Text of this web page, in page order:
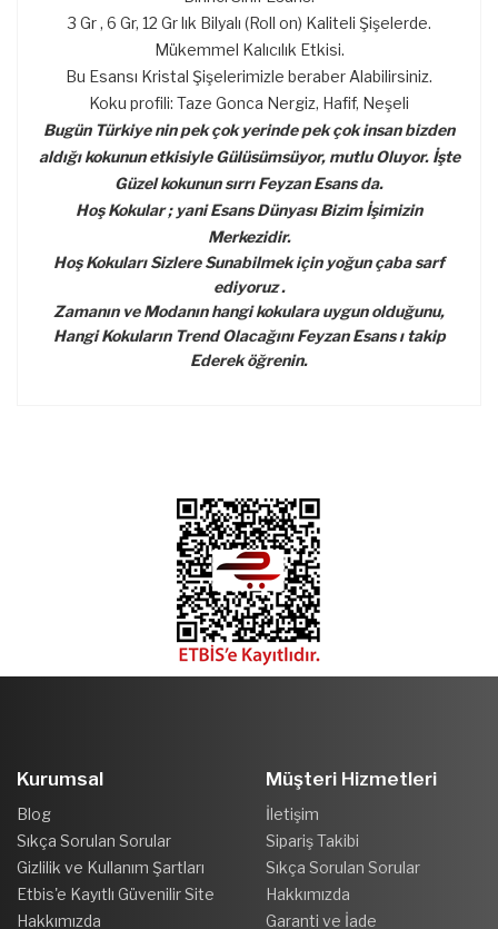
3 Gr , 6 Gr, 12 Gr lık Bilyalı (Roll on) Kaliteli Şişelerde.
Mükemmel Kalıcılık Etkisi.
Bu Esansı Kristal Şişelerimizle beraber Alabilirsiniz.
Koku profili: Taze Gonca Nergiz, Hafif, Neşeli
Bugün Türkiye nin pek çok yerinde pek çok insan bizden
aldığı kokunun etkisiyle Gülüsümsüyor, mutlu Oluyor. İşte
Güzel kokunun sırrı Feyzan Esans da.
Hoş Kokular ; yani Esans Dünyası Bizim İşimizin
Merkezidir.
Hoş Kokuları Sizlere Sunabilmek için yoğun çaba sarf
ediyoruz .
Zamanın ve Modanın hangi kokulara uygun olduğunu,
Hangi Kokuların Trend Olacağını Feyzan Esans ı takip
Ederek öğrenin.
Kurumsal
Blog
Sıkça Sorulan Sorular
Gizlilik ve Kullanım Şartları
Etbis'e Kayıtlı Güvenilir Site
Hakkımızda
Müşteri Hizmetleri
İletişim
Sipariş Takibi
Sıkça Sorulan Sorular
Hakkımızda
Garanti ve İade